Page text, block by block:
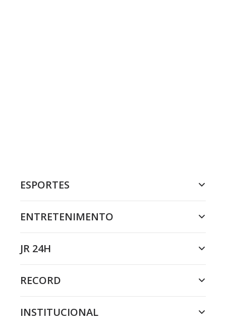
ESPORTES
ENTRETENIMENTO
JR 24H
RECORD
INSTITUCIONAL